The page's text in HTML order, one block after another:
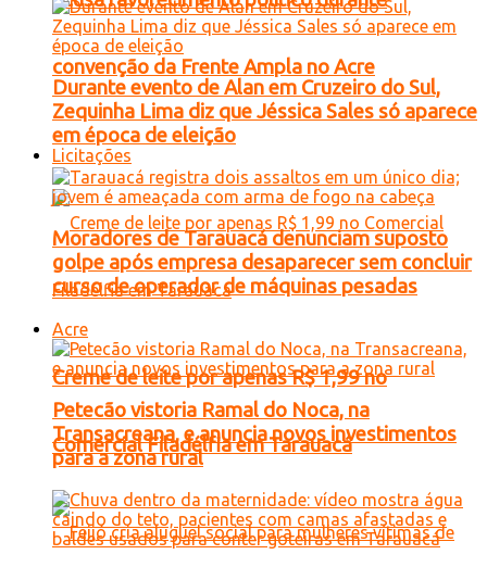
convenção da Frente Ampla no Acre
Licitações
Creme de leite por apenas R$ 1,99 no
Comercial Filadélfia em Tarauacá
Durante evento de Alan em Cruzeiro do Sul,
Zequinha Lima diz que Jéssica Sales só aparece
em época de eleição
Moradores de Tarauacá denunciam suposto
golpe após empresa desaparecer sem concluir
curso de operador de máquinas pesadas
Acre
Petecão vistoria Ramal do Noca, na
Transacreana, e anuncia novos investimentos
para a zona rural